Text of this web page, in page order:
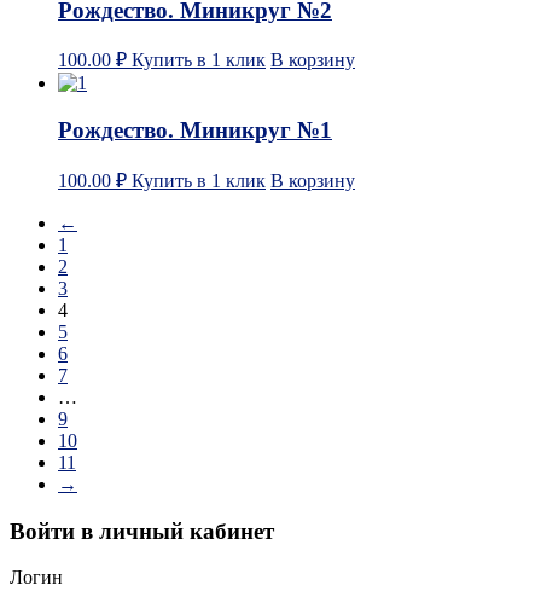
Рождество. Миникруг №2
100.00 ₽ Купить в 1 клик В корзину
Рождество. Миникруг №1
100.00 ₽ Купить в 1 клик В корзину
←
1
2
3
4
5
6
7
…
9
10
11
→
Войти в личный кабинет
Логин